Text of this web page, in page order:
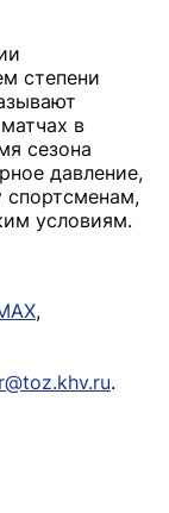
степени
в
сезона
давление,
спортсменам,
условиям.
,
.